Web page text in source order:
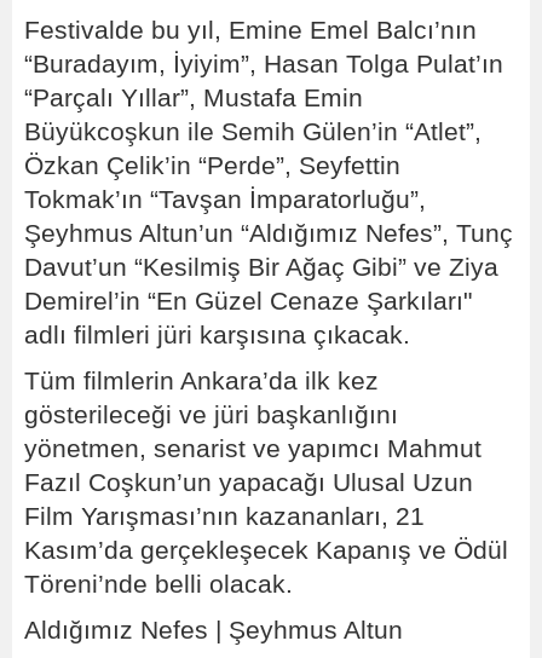
Festivalde bu yıl, Emine Emel Balcı’nın
“Buradayım, İyiyim”, Hasan Tolga Pulat’ın
“Parçalı Yıllar”, Mustafa Emin
Büyükcoşkun ile Semih Gülen’in “Atlet”,
Özkan Çelik’in “Perde”, Seyfettin
Tokmak’ın “Tavşan İmparatorluğu”,
Şeyhmus Altun’un “Aldığımız Nefes”, Tunç
Davut’un “Kesilmiş Bir Ağaç Gibi” ve Ziya
Demirel’in “En Güzel Cenaze Şarkıları"
adlı filmleri jüri karşısına çıkacak.
Tüm filmlerin Ankara’da ilk kez
gösterileceği ve jüri başkanlığını
yönetmen, senarist ve yapımcı Mahmut
Fazıl Coşkun’un yapacağı Ulusal Uzun
Film Yarışması’nın kazananları, 21
Kasım’da gerçekleşecek Kapanış ve Ödül
Töreni’nde belli olacak.
Aldığımız Nefes | Şeyhmus Altun